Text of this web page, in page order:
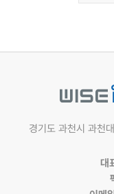
경기도 과천시 과천
대